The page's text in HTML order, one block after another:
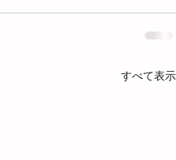
すべて表示